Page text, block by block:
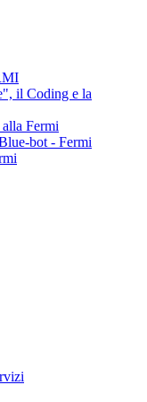
il Coding e la
Fermi
bot - Fermi